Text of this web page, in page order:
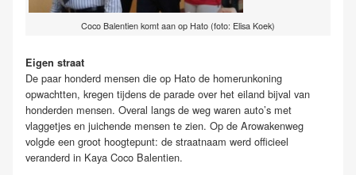
Coco Balentien komt aan op Hato (foto: Elisa Koek)
Eigen straat
De paar honderd mensen die op Hato de homerunkoning
opwachtten, kregen tijdens de parade over het eiland bijval van
honderden mensen. Overal langs de weg waren auto’s met
vlaggetjes en juichende mensen te zien. Op de Arowakenweg
volgde een groot hoogtepunt: de straatnaam werd officieel
veranderd in Kaya Coco Balentien.